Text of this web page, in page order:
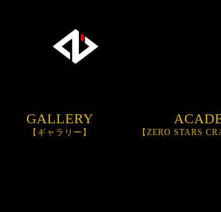
GALLERY
【ギャラリー】 【ZERO STARS